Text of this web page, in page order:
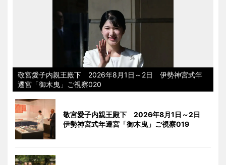
敬宮愛子内親王殿下 2026年8月1日～2日 伊勢神宮式年
遷宮「御木曳」ご視察020
敬宮愛子内親王殿下 2026年8月1日～2日
伊勢神宮式年遷宮「御木曳」ご視察019